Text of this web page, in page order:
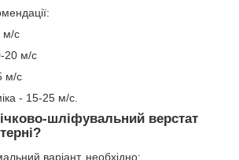
м/с
20 м/с
м/с
- 15-25 м/с.
шліфувальний верстат
варіант, необхідно: